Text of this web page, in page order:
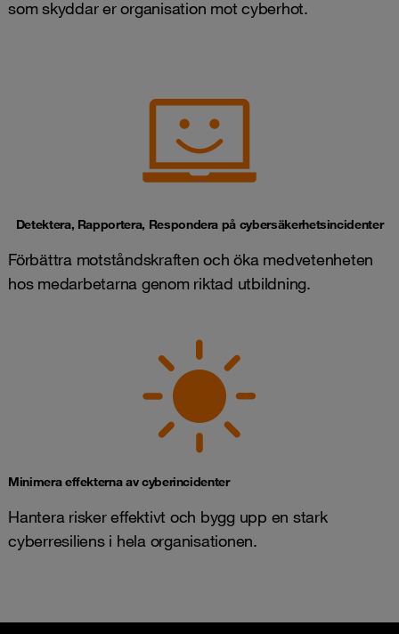
som skyddar er organisation mot cyberhot.
Detektera, Rapportera, Respondera på cybersäkerhetsincidenter
Förbättra motståndskraften och öka medvetenheten
hos medarbetarna genom riktad utbildning.
Minimera effekterna av cyberincidenter
Hantera risker effektivt och bygg upp en stark
cyberresiliens i hela organisationen.